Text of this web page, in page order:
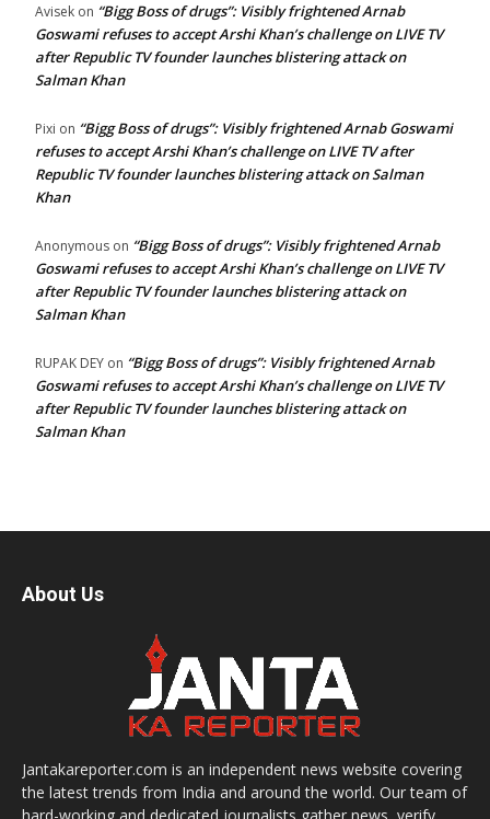
Avisek on “Bigg Boss of drugs”: Visibly frightened Arnab
Goswami refuses to accept Arshi Khan’s challenge on LIVE TV
after Republic TV founder launches blistering attack on
Salman Khan
Pixi on “Bigg Boss of drugs”: Visibly frightened Arnab Goswami
refuses to accept Arshi Khan’s challenge on LIVE TV after
Republic TV founder launches blistering attack on Salman
Khan
Anonymous on “Bigg Boss of drugs”: Visibly frightened Arnab
Goswami refuses to accept Arshi Khan’s challenge on LIVE TV
after Republic TV founder launches blistering attack on
Salman Khan
RUPAK DEY on “Bigg Boss of drugs”: Visibly frightened Arnab
Goswami refuses to accept Arshi Khan’s challenge on LIVE TV
after Republic TV founder launches blistering attack on
Salman Khan
About Us
Jantakareporter.com is an independent news website covering
the latest trends from India and around the world. Our team of